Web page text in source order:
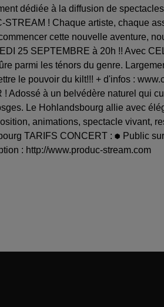
dédiée à la diffusion de
! Chaque artiste, chaque
cette nouvelle aventure,
25 SEPTEMBRE à 20h !! Avec
parmi les ténors du genre.
le pouvoir du kilt!!! + d'infos :
à un belvédère naturel qui
Le Hohlandsbourg allie avec
animations, spectacle vivant,
TARIFS CONCERT : ⬢ Public
: http://www.produc-stream.com